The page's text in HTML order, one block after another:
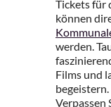
Tickets für
können
werden.
Films und
begeistern.
Verpassen